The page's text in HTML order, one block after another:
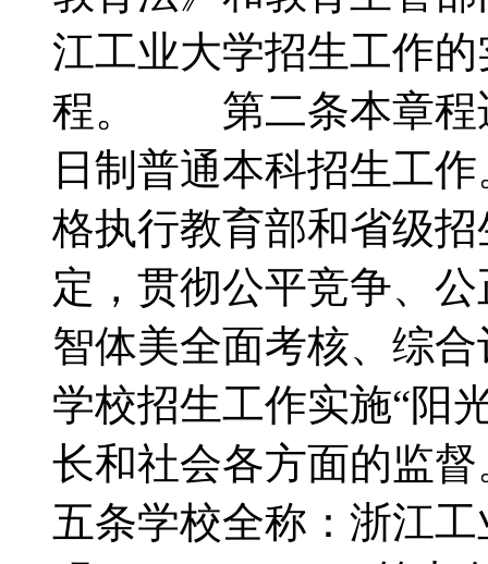
江工业大学招生工作
程。 第二条本章程
日制普通本科招生
格执行教育部和省级
定，贯彻公平竞争、
智体美全面考核、综
学校招生工作实施“阳
长和社会各方面的
五条学校全称：浙江